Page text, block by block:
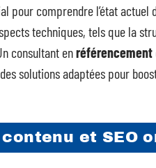
pour comprendre l’état actuel
techniques, tels que la
consultant enréférencement
solutions adaptées pour
et SEO